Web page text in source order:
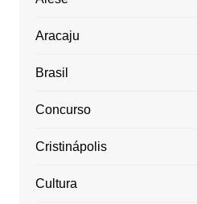
Aracaju
Brasil
Concurso
Cristinápolis
Cultura